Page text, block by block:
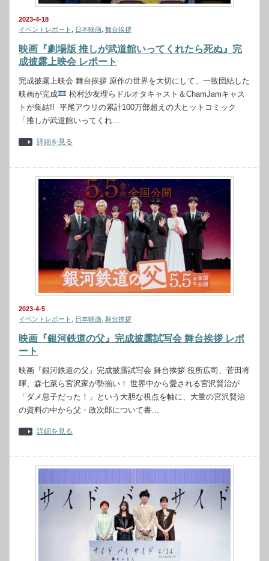
2023-4-18
イベントレポート
日本映画 舞台挨拶
映画『劇場版 推しが武道館いってくれたら死ぬ』完
成披露上映会 レポート
完成披露上映会 舞台挨拶 原作の世界を大切にして、一致団結した
映画が完成
松村沙友理らドルオタキャスト＆ChamJamキャス
トが集結!! 平尾アウリの累計100万部超えの大ヒットコミック
「推しが武道館いってくれ…
詳細を見る
2023-4-5
イベントレポート
日本映画 舞台挨拶
映画『銀河鉄道の父』完成披露試写会 舞台挨拶 レポ
ート
映画『銀河鉄道の父』完成披露試写会 舞台挨拶 役所広司、菅田将
暉、森七菜ら宮沢家が勢揃い！ 世界中から愛される宮沢賢治が
「ダメ息子だった！」という大胆な視点を軸に、大量の宮沢賢治
の資料の中から父・政次郎について書…
詳細を見る